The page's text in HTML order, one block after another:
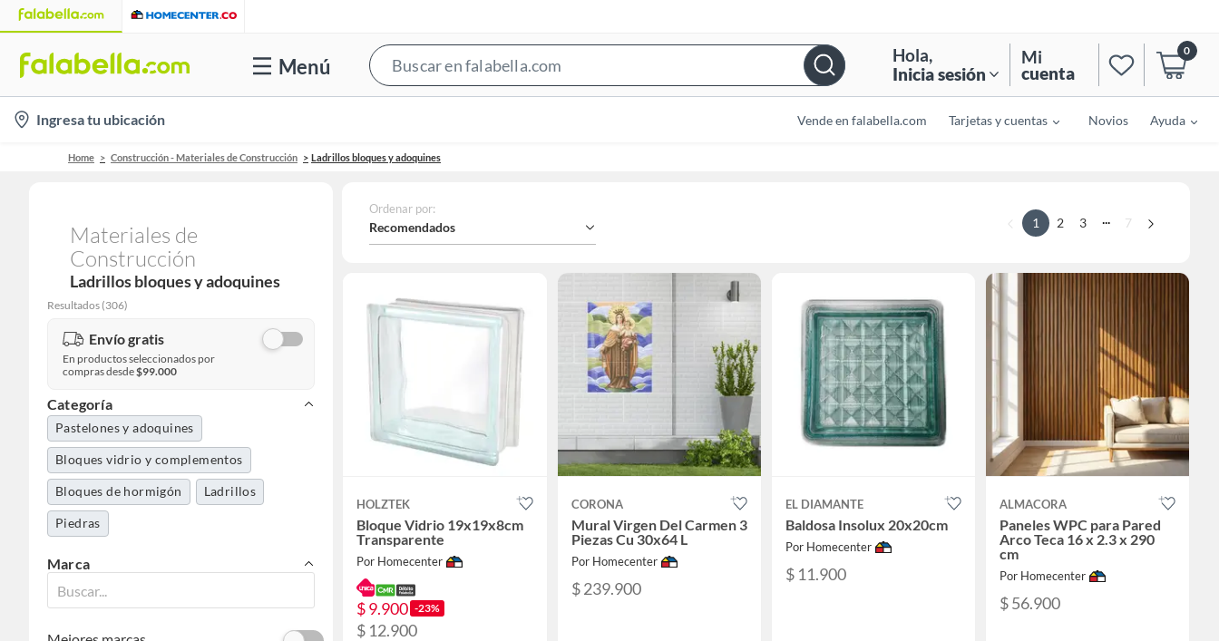
Menú
Bar
Hola,
Inicia sesión
Mi
cuenta
0
location-
icon
Ingresa tu ubicación Vende en falabella.com Tarjetas y cuentas Novios Ayuda
Home Construcción - Materiales de Construcción Ladrillos bloques y adoquines
Materiales de
Construcción
Ladrillos bloques y adoquines
Resultados (306)
Envío gratis
En productos seleccionados por
compras desde$99.000
Categoría
Pastelones y adoquines
Bloques vidrio y complementos
Bloques de hormigón Ladrillos
Piedras
Marca
Ordenar por:
Recomendados 1 2 3 ... 7
HOLZTEK
Bloque Vidrio 19x19x8cm
Transparente
Por Homecenter
$ 9.900 -23%
$ 12.900
CORONA
Mural Virgen Del Carmen 3
Piezas Cu 30x64 L
Por Homecenter
$ 239.900
EL DIAMANTE
Baldosa Insolux 20x20cm
Por Homecenter
$ 11.900
ALMACORA
Paneles WPC para Pared
Arco Teca 16 x 2.3 x 290
cm
Por Homecenter
$ 56.900